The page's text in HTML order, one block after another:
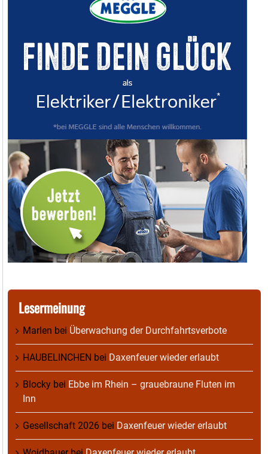
Lesermeinung
Marlen bei Überwachung der Durchfahrtsverbote
HAUBELINCHEN bei Daxenfeuer wieder erlaubt
Blocky bei Ebbe im Rhein – grauebraune Fluten im
Inn
Gesellschaft 2026 bei Daxenfeuer wieder erlaubt